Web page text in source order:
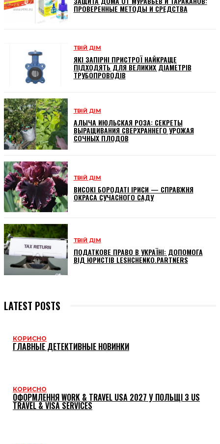
ПРОВЕРЕННЫЕ МЕТОДЫ И СРЕДСТВА
ТВІЙ ДІМ
ЯКІ ЗАПІРНІ ПРИСТРОЇ НАЙКРАЩЕ
ПІДХОДЯТЬ ДЛЯ ВЕЛИКИХ ДІАМЕТРІВ
ТРУБОПРОВОДІВ
ТВІЙ ДІМ
АЛЫЧА ИЮЛЬСКАЯ РОЗА: СЕКРЕТЫ
ВЫРАЩИВАНИЯ СВЕРХРАННЕГО УРОЖАЯ
СОЧНЫХ ПЛОДОВ
ТВІЙ ДІМ
ВИСОКІ БОРОДАТІ ІРИСИ — СПРАВЖНЯ
ОКРАСА СУЧАСНОГО САДУ
ТВІЙ ДІМ
ПОДАТКОВЕ ПРАВО В УКРАЇНІ: ДОПОМОГА
ВІД ЮРИСТІВ LESHCHENKO.PARTNERS
LATEST POSTS
КОРИСНО
ГЛАВНЫЕ ДЕТЕКТИВНЫЕ НОВИНКИ
КОРИСНО
ОФОРМЛЕННЯ WORK & TRAVEL USA 2027 У ПОЛЬЩІ З US
TRAVEL & VISA SERVICES